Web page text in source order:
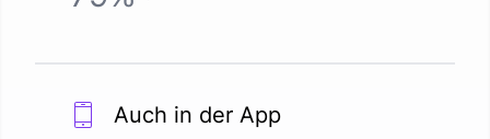
Auch in der App